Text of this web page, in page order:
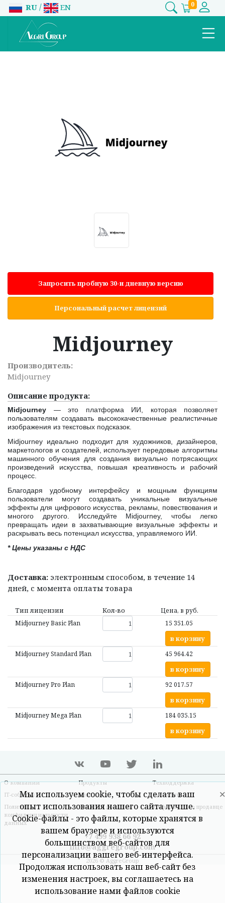
RU / EN 0
Запросить пробную 30-и дневную версию
Персональный расчет лицензий
Midjourney
Производитель:
Midjourney
Описание продукта:
Midjourney — это платформа ИИ, которая позволяет
пользователям создавать высококачественные реалистичные
изображения из текстовых подсказок.
Midjourney идеально подходит для художников, дизайнеров,
маркетологов и создателей, использует передовые алгоритмы
машинного обучения для создания визуально потрясающих
произведений искусства, повышая креативность и рабочий
процесс.
Благодаря удобному интерфейсу и мощным функциям
пользователи могут создавать уникальные визуальные
эффекты для цифрового искусства, рекламы, повествования и
многого другого. Исследуйте Midjourney, чтобы легко
превращать идеи в захватывающие визуальные эффекты и
раскрывать весь потенциал искусства, управляемого ИИ.
* Цены указаны с НДС
Доставка: электронным способом, в течение 14
дней, с момента оплаты товара
Тип лицензии Кол‑во
Цена, в руб.
Midjourney Basic Plan
15 351.05
в корзину
Midjourney Standard Plan 45 964.42
в корзину
Midjourney Pro Plan 92 017.57
в корзину
Midjourney Mega Plan 184 035.15
в корзину
+7 499 938 66 92
info@aggregroup.com
О компании Продукты
Техподдержка
IT-события
Блог
Контакты
Политика
конфиденциальности
данных
Оплата и доставка Информация о продавце
2026 © AggreGroup
Мы используем cookie, чтобы сделать ваш
опыт использования нашего сайта лучше.
Cookie-файлы - это файлы, которые хранятся в
вашем браузере и используются
большинством веб-сайтов для
персонализации вашего веб-интерфейса.
Продолжая использовать наш веб-сайт без
изменения настроек, вы соглашаетесь на
использование нами файлов cookie